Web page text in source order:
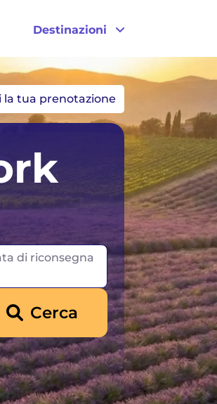
Destinazioni
Canada
la tua prenotazione
di riconsegna
Cerca